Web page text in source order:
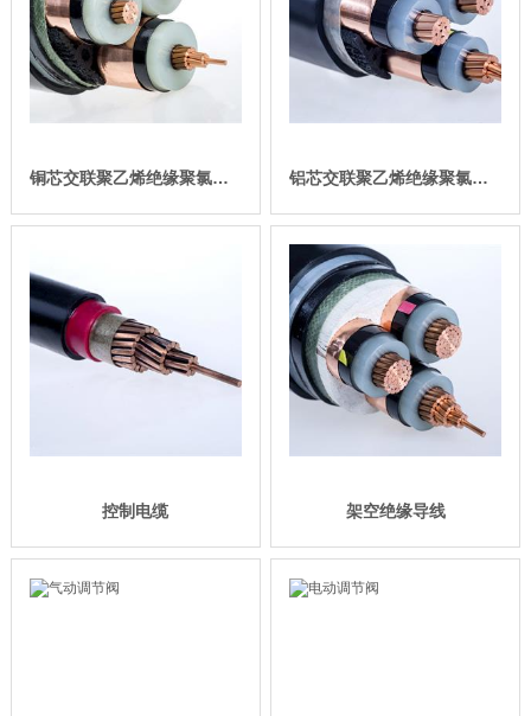
铜芯交联聚乙烯绝缘聚氯乙烯护套 铝芯交联聚乙烯绝缘聚氯乙烯护套
控制电缆 架空绝缘导线